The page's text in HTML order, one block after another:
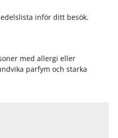
inför ditt besök.
med allergi eller
parfym och starka